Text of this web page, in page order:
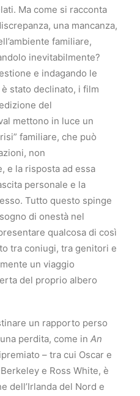
Ma come si racconta
una mancanza,
familiare,
inevitabilmente?
e indagando le
stato declinato, i film
del
mettono in luce un
familiare, che può
non
e la risposta ad essa
personale e la
Tutto questo spinge
di onestà nel
qualcosa di così
tra coniugi, tra genitori e
un viaggio
del proprio albero
un rapporto perso
perdita, come in An
– tra cui Oscar e
e Ross White, è
dell’Irlanda del Nord e